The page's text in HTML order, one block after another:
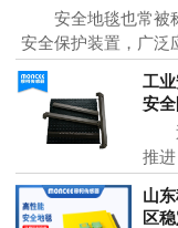
安全地毯也常被称
安全保护装置，广泛
工
安
近
推
山
区